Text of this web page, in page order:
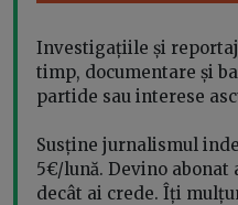
Investigațiile și
timp, documentare și
partide sau interese
Susține jurnalismul
5€/lună. Devino
decât ai crede. Îți